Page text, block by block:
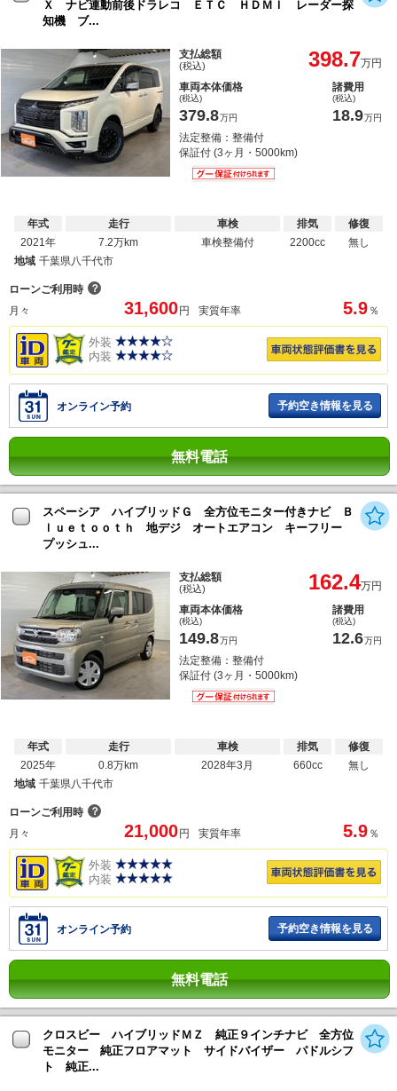
Ｘ ナビ連動前後ドラレコ ＥＴＣ ＨＤＭＩ レーダー探
知機 ブ...
支払総額
(税込) 398.7万円
車両本体価格
(税込)
379.8万円
諸費用
(税込)
18.9万円
法定整備：整備付
保証付 (3ヶ月・5000km)
年式
2021年
走行
7.2万km
車検
車検整備付
排気
2200cc
修復
無し
地域 千葉県八千代市
ローンご利用時 ？
月々
31,600 円 実質年率 5.9 ％
外装
内装
オンライン予約 予約空き情報を見る
無料電話
スペーシア ハイブリッドＧ 全方位モニター付きナビ Ｂ
ｌｕｅｔｏｏｔｈ 地デジ オートエアコン キーフリー
プッシュ...
支払総額
(税込) 162.4万円
車両本体価格
(税込)
149.8万円
諸費用
(税込)
12.6万円
法定整備：整備付
保証付 (3ヶ月・5000km)
年式
2025年
走行
0.8万km
車検
2028年3月
排気
660cc
修復
無し
地域 千葉県八千代市
ローンご利用時 ？
月々
21,000円 実質年率 5.9 ％
外装
内装
オンライン予約 予約空き情報を見る
無料電話
クロスビー ハイブリッドＭＺ 純正９インチナビ 全方位
モニター 純正フロアマット サイドバイザー パドルシフ
ト 純正...